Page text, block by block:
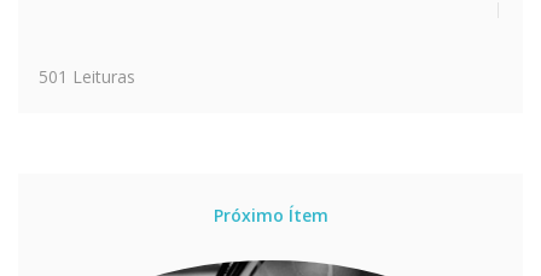
501 Leituras
Próximo Ítem